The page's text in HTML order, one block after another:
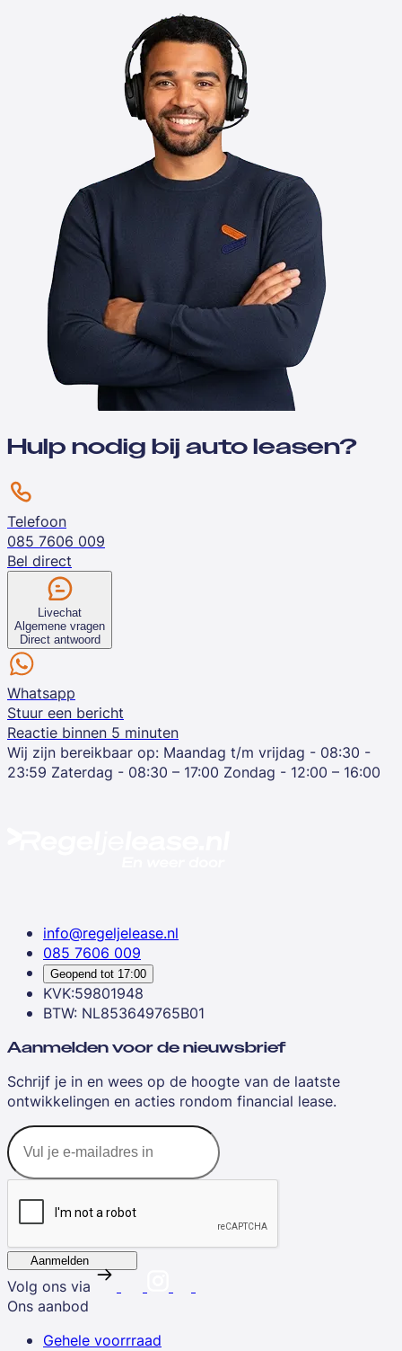
Hulp nodig bij auto leasen?
Telefoon
085 7606 009
Bel direct
Livechat
Algemene vragen
Direct antwoord
Whatsapp
Stuur een bericht
Reactie binnen 5 minuten
Wij zijn bereikbaar op: Maandag t/m vrijdag - 08:30 -
23:59 Zaterdag - 08:30 – 17:00 Zondag - 12:00 – 16:00
info@regeljelease.nl
085 7606 009
Geopend tot 17:00
KVK:59801948
BTW: NL853649765B01
Aanmelden voor de nieuwsbrief
Schrijf je in en wees op de hoogte van de laatste
ontwikkelingen en acties rondom financial lease.
Aanmelden
Volg ons via
Ons aanbod
Gehele voorrraad